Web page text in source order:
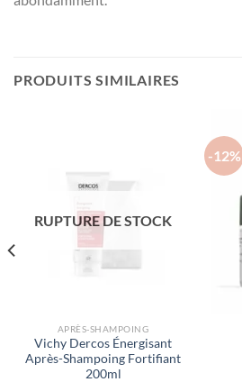
PRODUITS SIMILAIRES
RUPTURE DE STOCK
APRÈS-SHAMPOING
Vichy Dercos Énergisant
Après-Shampoing Fortifiant
200ml
-12%